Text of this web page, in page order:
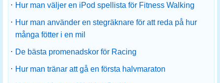
· Hur man väljer en iPod spellista för Fitness Walking
· Hur man använder en stegräknare för att reda på hur
många fötter i en mil
· De bästa promenadskor för Racing
· Hur man tränar att gå en första halvmaraton